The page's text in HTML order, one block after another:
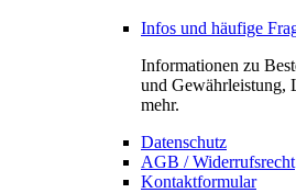
Infos und häufige
Informationen zu
und Gewährleistung,
mehr.
Datenschutz
AGB / Widerrufsrecht
Kontaktformular